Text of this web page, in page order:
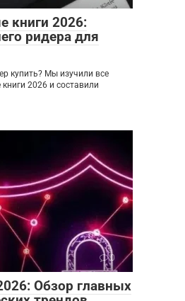
книги 2026:
ридера для
купить? Мы изучили все
2026 и составили
0
Обзор главных